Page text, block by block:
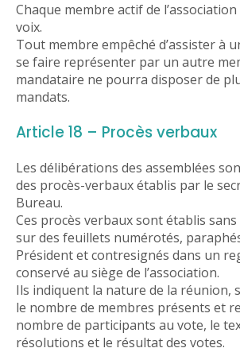
Chaque membre actif de l’association
voix.
Tout membre empêché d’assister à
se faire représenter par un autre
mandataire ne pourra disposer de
mandats.
Article 18 – Procès verbaux
Les délibérations des assemblées
des procès-verbaux établis par le
Bureau.
Ces procès verbaux sont établis
sur des feuillets numérotés,
Président et contresignés dans un
conservé au siège de l’association.
Ils indiquent la nature de la réunion,
le nombre de membres présents et
nombre de participants au vote, le
résolutions et le résultat des votes.